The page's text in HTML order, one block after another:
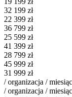
32 199 zł
22 399 zł
36 799 zł
25 599 zł
41 399 zł
28 799 zł
45 999 zł
31 999 zł
/ organizacja /
/ organizacja /